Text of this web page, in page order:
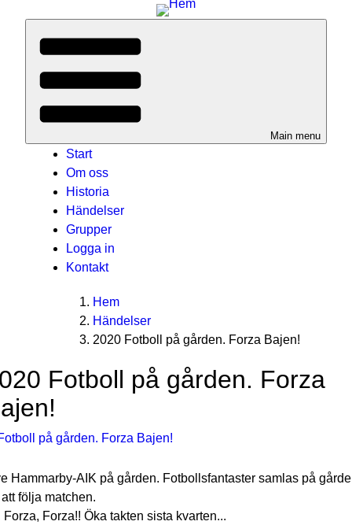
Main menu
Start
Om oss
Historia
Händelser
Grupper
Logga in
Kontakt
Breadcrumbs
here:
Hem
Händelser
2020 Fotboll på gården. Forza Bajen!
Fotboll på gården. Forza
Hammarby-AIK på gården. Fotbollsfantaster samlas på
följa matchen.
Forza, Forza!! Öka takten sista kvarten...